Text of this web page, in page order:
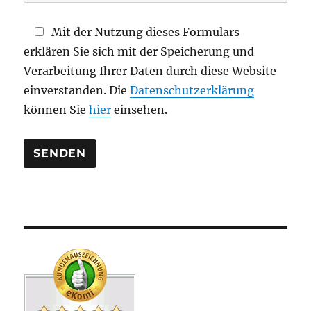
l
e
e
r
Mit der Nutzung dieses Formulars
erklären Sie sich mit der Speicherung und
Verarbeitung Ihrer Daten durch diese Website
einverstanden. DieDatenschutzerklärung
können Siehier einsehen.